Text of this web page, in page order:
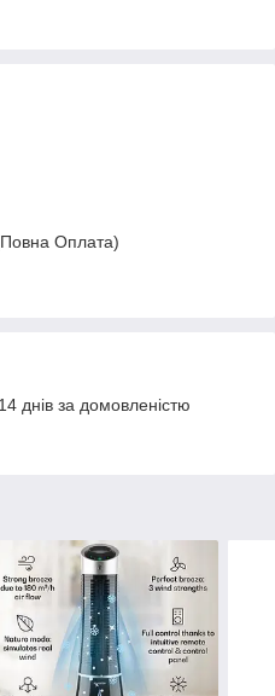
Оплата)
днів за домовленістю